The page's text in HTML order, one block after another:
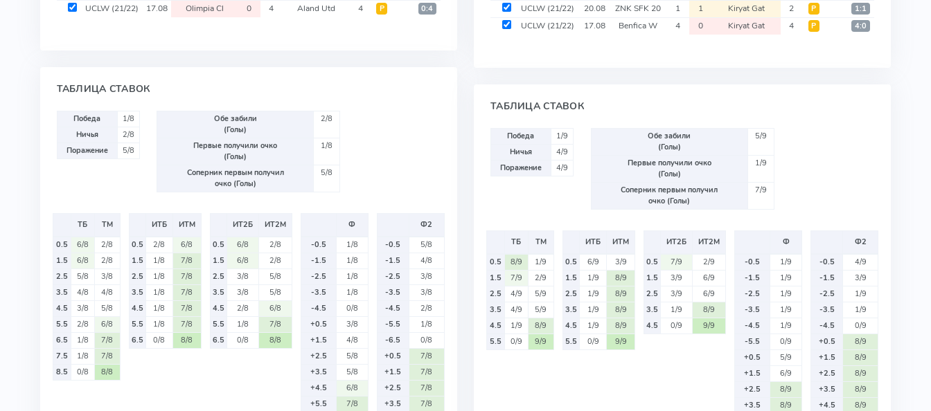
UCLW (21/22) 17.08 Olimpia Cl 0 4 Aland Utd 4 Р 0:4
ТАБЛИЦА СТАВОК
Победа
1/8
Ничья
2/8
Поражение
5/8
Обе забили
(Голы)
2/8
Первые получили очко
(Голы)
1/8
Соперник первым получил
очко (Голы)
5/8
ТБ
ТМ
0.5
6/8
2/8
1.5
6/8
2/8
2.5
5/8
3/8
3.5
4/8
4/8
4.5
3/8
5/8
5.5
2/8
6/8
6.5
1/8
7/8
7.5
1/8
7/8
8.5
0/8 8/8
ИТБ
ИТМ
0.5
2/8
6/8
1.5
1/8
7/8
2.5
1/8
7/8
3.5
1/8
7/8
4.5
1/8
7/8
5.5
1/8
7/8
6.5
0/8 8/8
ИТ2Б
ИТ2М
0.5
6/8
2/8
1.5
6/8
2/8
2.5
3/8
5/8
3.5
3/8
5/8
4.5
2/8
6/8
5.5
1/8
7/8
6.5
0/8 8/8
Ф
-0.5
1/8
-1.5
1/8
-2.5
1/8
-3.5
1/8
-4.5
0/8
+0.5
3/8
+1.5
4/8
+2.5
5/8
+3.5
5/8
+4.5
6/8
+5.5
7/8
Ф2
-0.5
5/8
-1.5
4/8
-2.5
3/8
-3.5
3/8
-4.5
2/8
-5.5
1/8
-6.5
0/8
+0.5
7/8
+1.5
7/8
+2.5
7/8
+3.5
7/8
UCLW (21/22) 20.08 ZNK SFK 20 1 1 Kiryat Gat 2 Р 1:1
UCLW (21/22) 17.08 Benfica W 4 0 Kiryat Gat 4 Р 4:0
ТАБЛИЦА СТАВОК
Победа
1/9
Ничья
4/9
Поражение
4/9
Обе забили
(Голы)
5/9
Первые получили очко
(Голы)
1/9
Соперник первым получил
очко (Голы)
7/9
ТБ
ТМ
0.5
8/9
1/9
1.5
7/9
2/9
2.5
4/9
5/9
3.5
4/9
5/9
4.5
1/9
8/9
5.5
0/9 9/9
ИТБ
ИТМ
0.5
6/9
3/9
1.5
1/9
8/9
2.5
1/9
8/9
3.5
1/9
8/9
4.5
1/9
8/9
5.5
0/9 9/9
ИТ2Б
ИТ2М
0.5
7/9
2/9
1.5
3/9
6/9
2.5
3/9
6/9
3.5
1/9
8/9
4.5
0/9 9/9
Ф
-0.5
1/9
-1.5
1/9
-2.5
1/9
-3.5
1/9
-4.5
1/9
-5.5
0/9
+0.5
5/9
+1.5
6/9
+2.5
8/9
+3.5
8/9
Ф2
-0.5
4/9
-1.5
3/9
-2.5
1/9
-3.5
1/9
-4.5
0/9
+0.5
8/9
+1.5
8/9
+2.5
8/9
+3.5
8/9
+4.5
8/9